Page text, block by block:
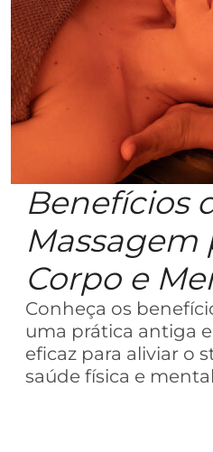
Benefícios
Massagem
Corpo e
Conheça os
uma prática antiga
eficaz para aliviar o
saúde física e